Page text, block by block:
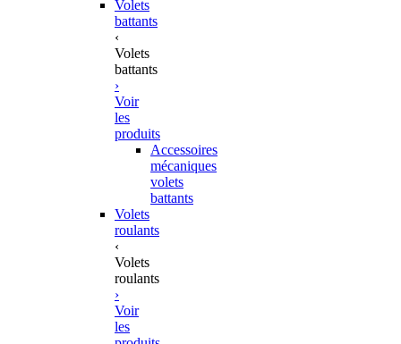
Volets
battants
‹
Volets
battants
›
Voir
les
produits
Accessoires
mécaniques
volets
battants
Volets
roulants
‹
Volets
roulants
›
Voir
les